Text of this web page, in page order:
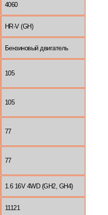
4060
HR-V (GH)
Бензиновый двигатель
105
105
77
77
1.6 16V 4WD (GH2, GH4)
11121